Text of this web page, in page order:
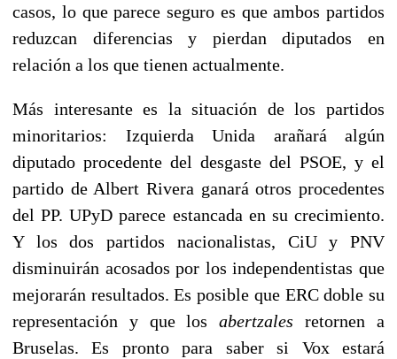
casos, lo que parece seguro es que ambos partidos
reduzcan diferencias y pierdan diputados en
relación a los que tienen actualmente.
Más interesante es la situación de los partidos
minoritarios: Izquierda Unida arañará algún
diputado procedente del desgaste del PSOE, y el
partido de Albert Rivera ganará otros procedentes
del PP. UPyD parece estancada en su crecimiento.
Y los dos partidos nacionalistas, CiU y PNV
disminuirán acosados por los independentistas que
mejorarán resultados. Es posible que ERC doble su
representación y que losabertzales retornen a
Bruselas. Es pronto para saber si Vox estará